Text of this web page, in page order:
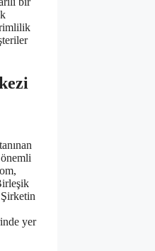
yer